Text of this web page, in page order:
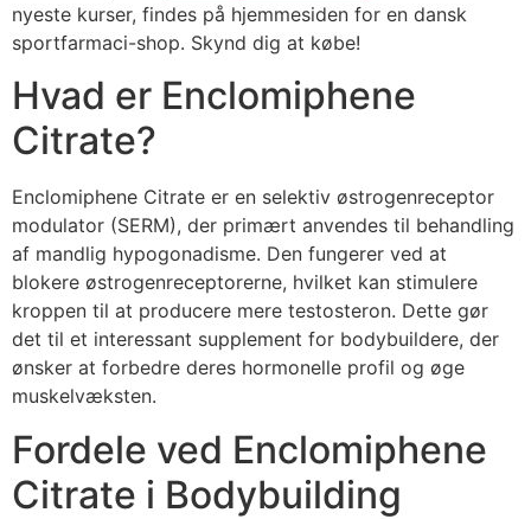
nyeste kurser, findes på hjemmesiden for en dansk
sportfarmaci-shop. Skynd dig at købe!
Hvad er Enclomiphene
Citrate?
Enclomiphene Citrate er en selektiv østrogenreceptor
modulator (SERM), der primært anvendes til behandling
af mandlig hypogonadisme. Den fungerer ved at
blokere østrogenreceptorerne, hvilket kan stimulere
kroppen til at producere mere testosteron. Dette gør
det til et interessant supplement for bodybuildere, der
ønsker at forbedre deres hormonelle profil og øge
muskelvæksten.
Fordele ved Enclomiphene
Citrate i Bodybuilding